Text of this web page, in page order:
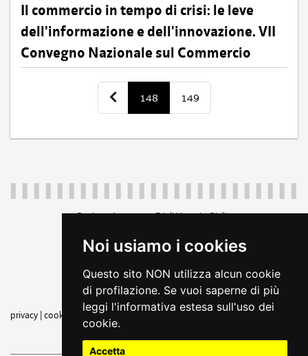
Noi usiamo i cookies
Questo sito NON utilizza alcun cookie
di profilazione. Se vuoi saperne di più
leggi l'informativa estesa sull'uso dei
cookie.
Accetta
Il commercio in tempo di crisi: le leve
dell'informazione e dell'innovazione. VII
Convegno Nazionale sul Commercio
148 149
Regione Autonoma Friuli Venezia Giulia
piazza Unità d'Italia 1 Trieste
regione.friuliveneziagiulia@certregione.fvg.it
amministrazione trasparente
privacy cookie note legali dichiarazione di accessibilità feedback